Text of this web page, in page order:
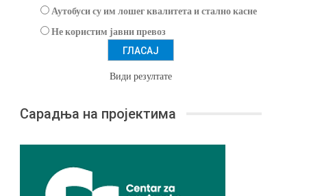
Аутобуси су им лошег квалитета и стално касне
Не користим јавни превоз
Види резултате
Сарадња на пројектима